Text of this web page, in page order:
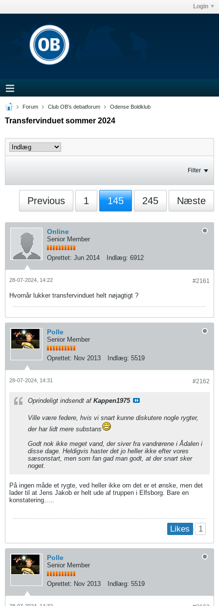
Login
Forum Club OB's debatforum Odense Boldklub
Transfervinduet sommer 2024
Filter
Previous 1 145 245 Næste
Online
Senior Member
Oprettet: Jun 2014 Indlæg: 6912
#2161
28-07-2024, 14:22
Hvornår lukker transfervinduet helt nøjagtigt ?
Polle
Senior Member
Oprettet: Nov 2013 Indlæg: 5519
#2162
28-07-2024, 14:31
Oprindeligt indsendt af Kappen1975
Ville være federe, hvis vi snart kunne diskutere nogle rygter,
der har lidt mere substans
Godt nok ikke meget vand, der siver fra vandrørene i Ådalen i
disse dage. Heldigvis haster det jo heller ikke efter vores
sæsonstart, men som fan gad man godt, at der snart sker
noget.
På ingen måde et rygte, ved heller ikke om det er et ønske, men det
lader til at Jens Jakob er helt ude af truppen i Elfsborg. Bare en
konstatering…..
Likes 1
Polle
Senior Member
Oprettet: Nov 2013 Indlæg: 5519